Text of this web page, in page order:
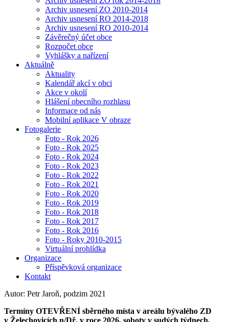
Archiv usnesení ZO 2010-2014
Archiv usnesení RO 2014-2018
Archiv usnesení RO 2010-2014
Závěrečný účet obce
Rozpočet obce
Vyhlášky a nařízení
Aktuálně
Aktuality
Kalendář akcí v obci
Akce v okolí
Hlášení obecního rozhlasu
Informace od nás
Mobilní aplikace V obraze
Fotogalerie
Foto - Rok 2026
Foto - Rok 2025
Foto - Rok 2024
Foto - Rok 2023
Foto - Rok 2022
Foto - Rok 2021
Foto - Rok 2020
Foto - Rok 2019
Foto - Rok 2018
Foto - Rok 2017
Foto - Rok 2016
Foto - Roky 2010-2015
Virtuální prohlídka
Organizace
Příspěvková organizace
Kontakt
Autor: Petr Jaroň, podzim 2021
Termíny OTEVŘENÍ sběrného místa v areálu bývalého ZD
v Želechovicích n/Dř. v roce 2026, soboty v sudých týdnech,